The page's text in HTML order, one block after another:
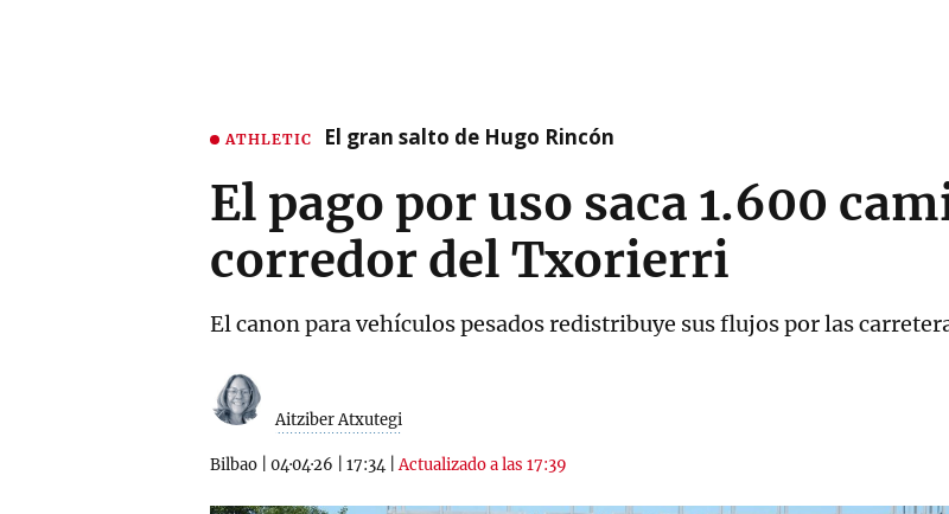
ATHLETIC El gran salto de Hugo Rincón
El pago por uso saca 1.600
corredor del Txorierri
El canon para vehículos pesados redistribuye sus flujos por las
Aitziber Atxutegi
Bilbao 04·04·26 17:34 |Actualizado a las 17:39